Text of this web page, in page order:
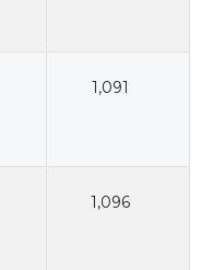
1,091
1,096